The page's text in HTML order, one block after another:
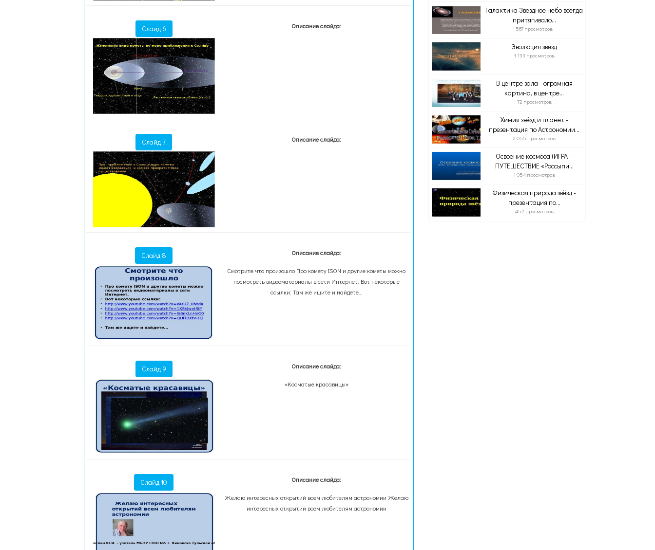
Слайд 6 Описание слайда:
Слайд 7 Описание слайда:
Слайд 8 Описание слайда:
Смотрите что произошло Про комету ISON и другие кометы можно
посмотреть видеоматериалы в сети Интернет. Вот некоторые
ссылки: Там же ищите и найдете…
Слайд 9 Описание слайда:
«Косматые красавицы»
Слайд 10 Описание слайда:
Желаю интересных открытий всем любителям астрономии Желаю
интересных открытий всем любителям астрономии
Галактика Звездное небо всегда
притягивало...
587 просмотров
Эволюция звезд
1 133 просмотров
В центре зала - огромная
картина, в центре...
72 просмотров
Химия звёзд и планет -
презентация по Астрономии...
2 055 просмотров
Освоение космоса (ИГРА –
ПУТЕШЕСТВИЕ «Россыпи...
1 054 просмотров
Физическая природа звёзд -
презентация по...
452 просмотров